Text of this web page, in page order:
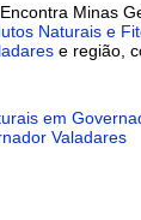
Minas
Naturais e
e região,
em
Valadares